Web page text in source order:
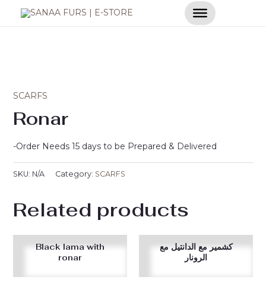
SCARFS
Ronar
-Order Needs 15 days to be Prepared & Delivered
SKU: N/A Category: SCARFS
Related products
Black lama with
ronar
كشمير مع الدانتيل مع
الرونار